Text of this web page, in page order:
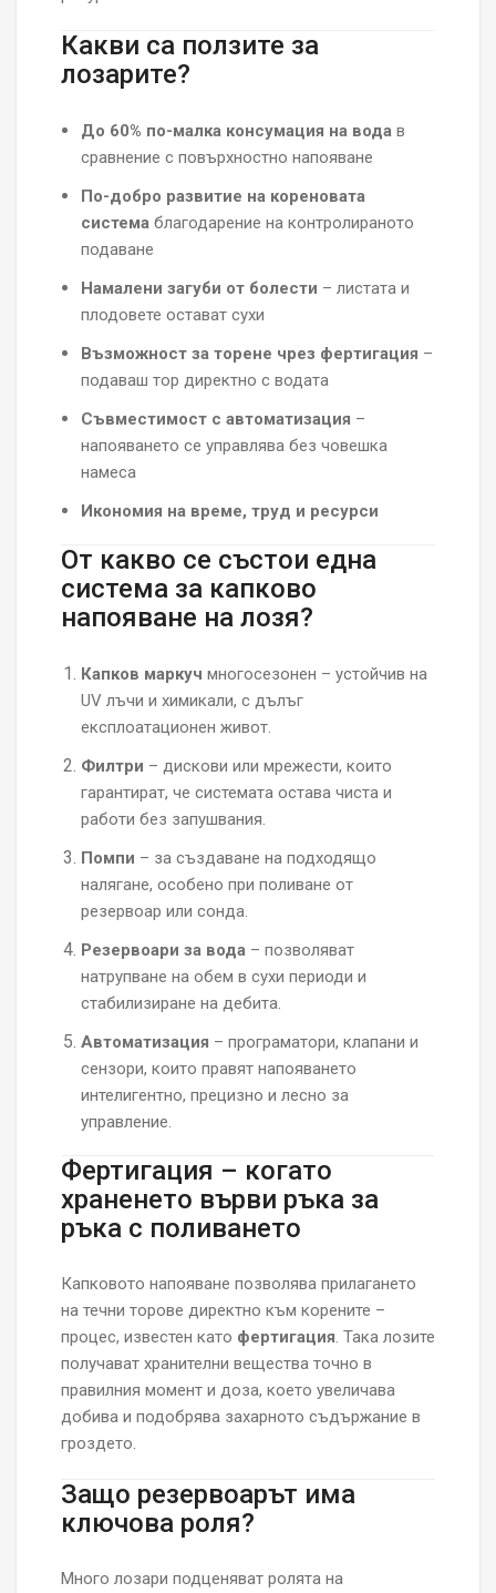
Какви са ползите за
лозарите?
До 60% по-малка консумация на вода в
сравнение с повърхностно напояване
По-добро развитие на кореновата
система благодарение на контролираното
подаване
Намалени загуби от болести – листата и
плодовете остават сухи
Възможност за торене чрез фертигация –
подаваш тор директно с водата
Съвместимост с автоматизация –
напояването се управлява без човешка
намеса
Икономия на време, труд и ресурси
От какво се състои една
система за капково
напояване на лозя?
Капков маркуч многосезонен – устойчив на
UV лъчи и химикали, с дълъг
експлоатационен живот.
Филтри – дискови или мрежести, които
гарантират, че системата остава чиста и
работи без запушвания.
Помпи – за създаване на подходящо
налягане, особено при поливане от
резервоар или сонда.
Резервоари за вода – позволяват
натрупване на обем в сухи периоди и
стабилизиране на дебита.
Автоматизация – програматори, клапани и
сензори, които правят напояването
интелигентно, прецизно и лесно за
управление.
Фертигация – когато
храненето върви ръка за
ръка с поливането
Капковото напояване позволява прилагането
на течни торове директно към корените –
процес, известен като фертигация. Така лозите
получават хранителни вещества точно в
правилния момент и доза, което увеличава
добива и подобрява захарното съдържание в
гроздето.
Защо резервоарът има
ключова роля?
Много лозари подценяват ролята на